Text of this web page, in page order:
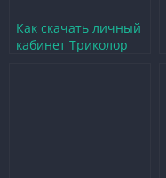
Как скачать личный
кабинет Триколор